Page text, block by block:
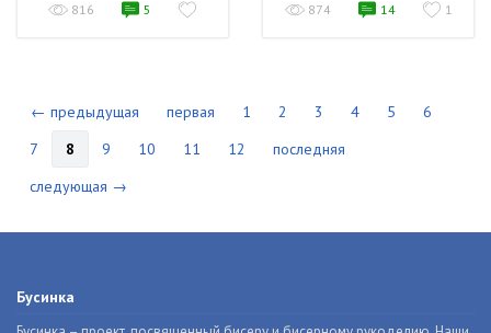
816 5 874 14 1
← предыдущая первая 1 2 3 4 5
6
7
8 9 10 11 12
последняя
следующая →
Бусинка